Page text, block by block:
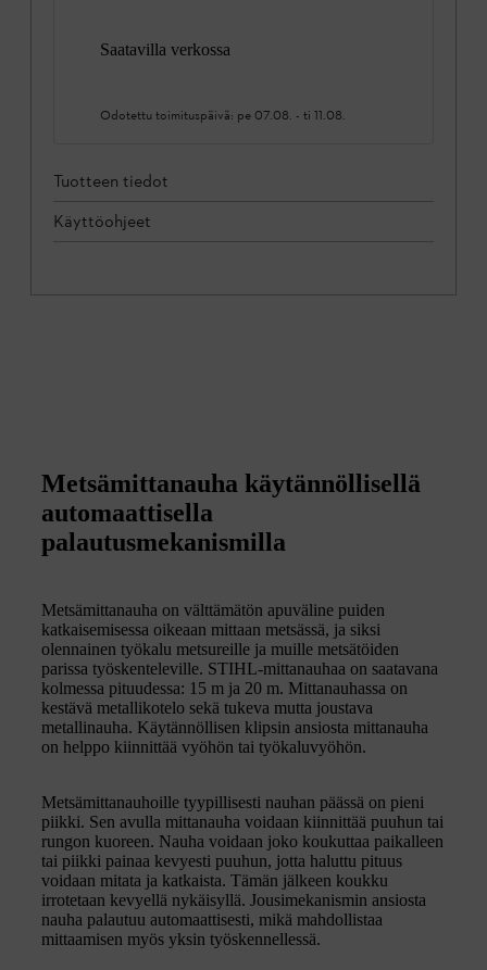
Saatavilla verkossa
Odotettu toimituspäivä: pe 07.08. - ti 11.08.
Tuotteen tiedot
Käyttöohjeet
Metsämittanauha käytännöllisellä
automaattisella
palautusmekanismilla
Metsämittanauha on välttämätön apuväline puiden
katkaisemisessa oikeaan mittaan metsässä, ja siksi
olennainen työkalu metsureille ja muille metsätöiden
parissa työskenteleville. STIHL-mittanauhaa on saatavana
kolmessa pituudessa: 15 m ja 20 m. Mittanauhassa on
kestävä metallikotelo sekä tukeva mutta joustava
metallinauha. Käytännöllisen klipsin ansiosta mittanauha
on helppo kiinnittää vyöhön tai työkaluvyöhön.
Metsämittanauhoille tyypillisesti nauhan päässä on pieni
piikki. Sen avulla mittanauha voidaan kiinnittää puuhun tai
rungon kuoreen. Nauha voidaan joko koukuttaa paikalleen
tai piikki painaa kevyesti puuhun, jotta haluttu pituus
voidaan mitata ja katkaista. Tämän jälkeen koukku
irrotetaan kevyellä nykäisyllä. Jousimekanismin ansiosta
nauha palautuu automaattisesti, mikä mahdollistaa
mittaamisen myös yksin työskennellessä.